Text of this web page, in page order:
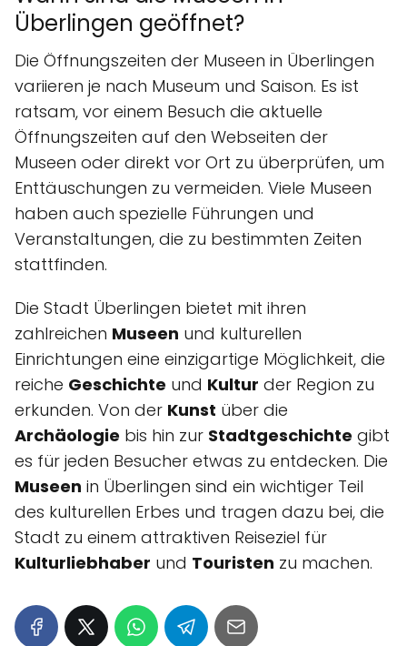
Überlingen geöffnet?
Die Öffnungszeiten der Museen in Überlingen
variieren je nach Museum und Saison. Es ist
ratsam, vor einem Besuch die aktuelle
Öffnungszeiten auf den Webseiten der
Museen oder direkt vor Ort zu überprüfen, um
Enttäuschungen zu vermeiden. Viele Museen
haben auch spezielle Führungen und
Veranstaltungen, die zu bestimmten Zeiten
stattfinden.
Die Stadt Überlingen bietet mit ihren
zahlreichen Museen und kulturellen
Einrichtungen eine einzigartige Möglichkeit, die
reiche Geschichte und Kultur der Region zu
erkunden. Von der Kunst über die
Archäologie bis hin zur Stadtgeschichte gibt
es für jeden Besucher etwas zu entdecken. Die
Museen in Überlingen sind ein wichtiger Teil
des kulturellen Erbes und tragen dazu bei, die
Stadt zu einem attraktiven Reiseziel für
Kulturliebhaber und Touristen zu machen.